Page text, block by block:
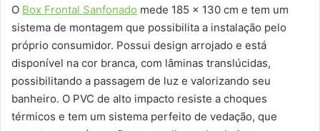
O Box Frontal Sanfonado mede 185 x 130 cm e tem um
sistema de montagem que possibilita a instalação pelo
próprio consumidor. Possui design arrojado e está
disponível na cor branca, com lâminas translúcidas,
possibilitando a passagem de luz e valorizando seu
banheiro. O PVC de alto impacto resiste a choques
térmicos e tem um sistema perfeito de vedação, que